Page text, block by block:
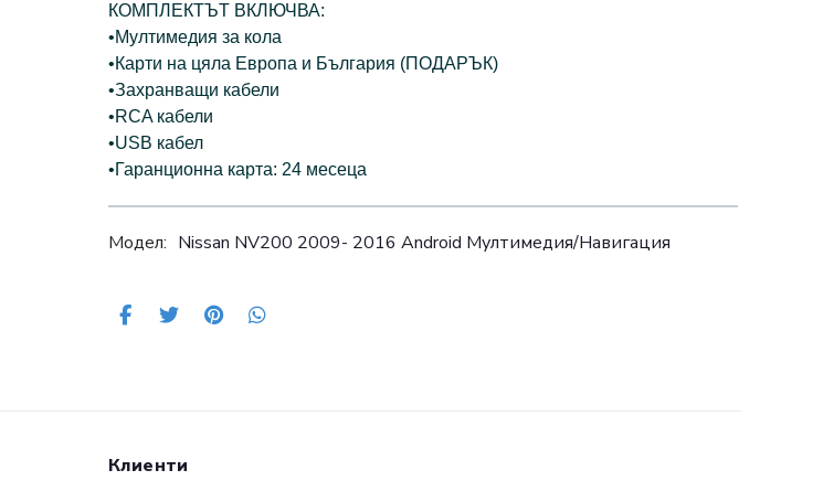
КОМПЛЕКТЪТ ВКЛЮЧВА:
•Мултимедия за кола
•Карти на цяла Европа и България (ПОДАРЪК)
•Захранващи кабели
•RCA кабели
•USB кабел
•Гаранционна карта: 24 месеца
Модел: Nissan NV200 2009- 2016 Android Mултимедия/Навигация
Клиенти